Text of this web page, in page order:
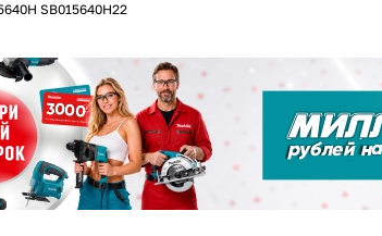
SB015640H22